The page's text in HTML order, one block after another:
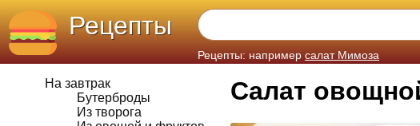
Рецепты
Рецепты: например салат Мимоза
На завтрак
Бутерброды
Из творога
Салат